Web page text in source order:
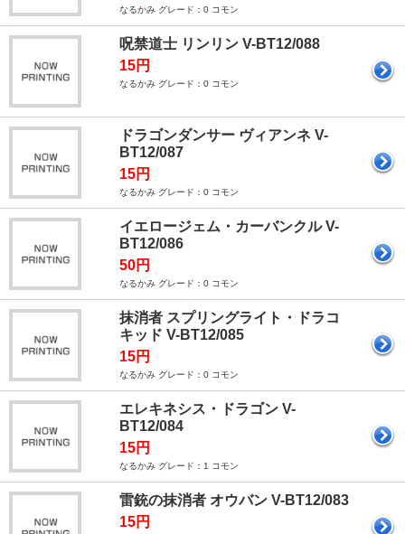
なるかみ グレード：0 コモン
呪禁道士 リンリン V-BT12/088
15円
なるかみ グレード：0 コモン
ドラゴンダンサー ヴィアンネ V-
BT12/087
15円
なるかみ グレード：0 コモン
イエロージェム・カーバンクル V-
BT12/086
50円
なるかみ グレード：0 コモン
抹消者 スプリングライト・ドラコ
キッド V-BT12/085
15円
なるかみ グレード：0 コモン
エレキネシス・ドラゴン V-
BT12/084
15円
なるかみ グレード：1 コモン
雷銃の抹消者 オウバン V-BT12/083
15円